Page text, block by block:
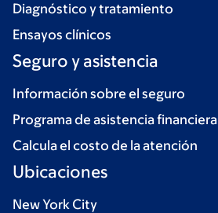
Diagnóstico y tratamiento
Ensayos clínicos
Seguro y asistencia
Información sobre el seguro
Programa de asistencia financiera
Calcula el costo de la atención
Ubicaciones
New York City